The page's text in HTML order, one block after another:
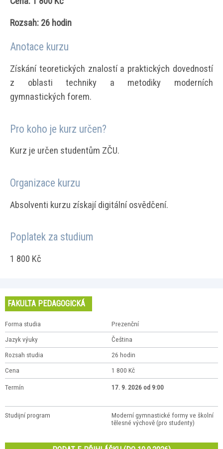
Rozsah: 26 hodin
Anotace kurzu
Získání teoretických znalostí a praktických dovedností
z oblasti techniky a metodiky moderních
gymnastických forem.
Pro koho je kurz určen?
Kurz je určen studentům ZČU.
Organizace kurzu
Absolventi kurzu získají digitální osvědčení.
Poplatek za studium
1 800 Kč
FAKULTA PEDAGOGICKÁ
Forma studia Prezenční
Jazyk výuky Čeština
Rozsah studia 26 hodin
Cena 1 800 Kč
Termín 17. 9. 2026 od 9:00
Studijní program
Moderní gymnastické formy ve školní
tělesné výchově (pro studenty)